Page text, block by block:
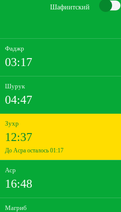
Шафиитский
Фаджр
03:17
Шурук
04:47
Зухр
12:37
До Асра осталось 01:17
Аср
16:48
Магриб